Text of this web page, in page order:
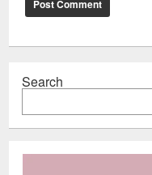
Search